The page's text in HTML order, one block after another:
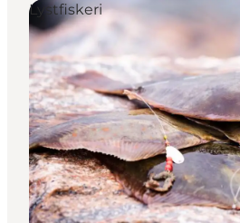
Oplevelser
Outdoor
Mad og drikke
Overnatning
Book lokale oplevelser
Lystfiskeri